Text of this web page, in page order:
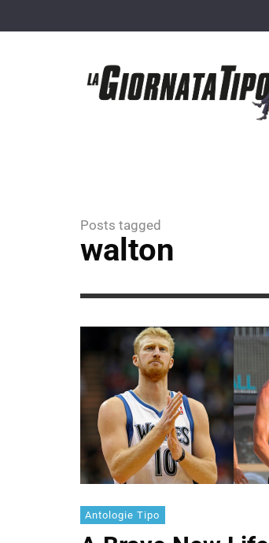
Posts tagged
walton
Antologie Tipo